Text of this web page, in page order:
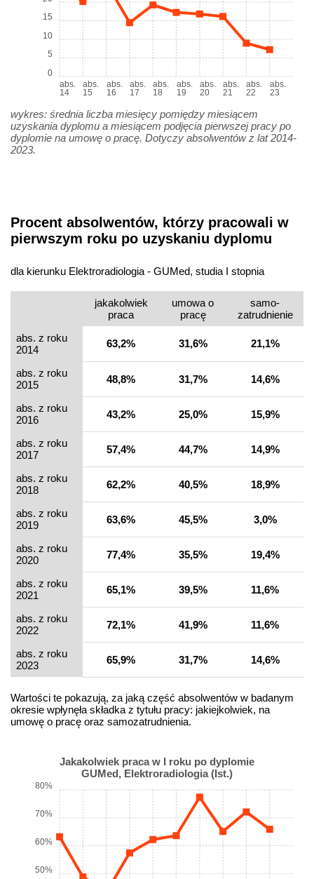
abs.
14
abs.
15
abs.
16
abs.
17
abs.
18
abs.
19
abs.
20
abs.
21
abs.
22
abs.
23
0
5
10
15
wykres: średnia liczba miesięcy pomiędzy miesiącem
uzyskania dyplomu a miesiącem podjęcia pierwszej pracy po
dyplomie na umowę o pracę. Dotyczy absolwentów z lat 2014-
2023.
Procent absolwentów, którzy pracowali w
pierwszym roku po uzyskaniu dyplomu
dla kierunku Elektroradiologia - GUMed, studia I stopnia
jakakolwiek
praca
umowa o
pracę
samo­
zatrudnienie
abs. z roku
2014
63,2% 31,6% 21,1%
abs. z roku
2015
48,8% 31,7% 14,6%
abs. z roku
2016
43,2% 25,0% 15,9%
abs. z roku
2017
57,4% 44,7% 14,9%
abs. z roku
2018
62,2% 40,5% 18,9%
abs. z roku
2019
63,6% 45,5% 3,0%
abs. z roku
2020
77,4% 35,5% 19,4%
abs. z roku
2021
65,1% 39,5% 11,6%
abs. z roku
2022
72,1% 41,9% 11,6%
abs. z roku
2023
65,9% 31,7% 14,6%
Wartości te pokazują, za jaką część absolwentów w badanym
okresie wpłynęła składka z tytułu pracy: jakiejkolwiek, na
umowę o pracę oraz samozatrudnienia.
Jakakolwiek praca w I roku po dyplomie
GUMed, Elektroradiologia (Ist.)
50%
60%
70%
80%